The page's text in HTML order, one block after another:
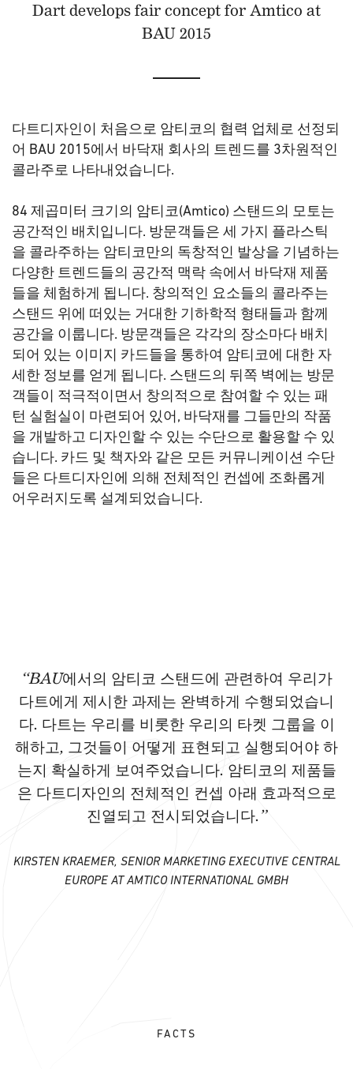
Dart develops fair concept for Amtico at
BAU 2015
다트디자인이 처음으로 암티코의 협력 업체로 선정되
어 BAU 2015에서 바닥재 회사의 트렌드를 3차원적인
콜라주로 나타내었습니다.
84 제곱미터 크기의 암티코(Amtico) 스탠드의 모토는
공간적인 배치입니다. 방문객들은 세 가지 플라스틱
을 콜라주하는 암티코만의 독창적인 발상을 기념하는
다양한 트렌드들의 공간적 맥락 속에서 바닥재 제품
들을 체험하게 됩니다. 창의적인 요소들의 콜라주는
스탠드 위에 떠있는 거대한 기하학적 형태들과 함께
공간을 이룹니다. 방문객들은 각각의 장소마다 배치
되어 있는 이미지 카드들을 통하여 암티코에 대한 자
세한 정보를 얻게 됩니다. 스탠드의 뒤쪽 벽에는 방문
객들이 적극적이면서 창의적으로 참여할 수 있는 패
턴 실험실이 마련되어 있어, 바닥재를 그들만의 작품
을 개발하고 디자인할 수 있는 수단으로 활용할 수 있
습니다. 카드 및 책자와 같은 모든 커뮤니케이션 수단
들은 다트디자인에 의해 전체적인 컨셉에 조화롭게
어우러지도록 설계되었습니다.
“BAU에서의 암티코 스탠드에 관련하여 우리가
다트에게 제시한 과제는 완벽하게 수행되었습니
다. 다트는 우리를 비롯한 우리의 타켓 그룹을 이
해하고, 그것들이 어떻게 표현되고 실행되어야 하
는지 확실하게 보여주었습니다. 암티코의 제품들
은 다트디자인의 전체적인 컨셉 아래 효과적으로
진열되고 전시되었습니다.”
KIRSTEN KRAEMER, SENIOR MARKETING EXECUTIVE CENTRAL
EUROPE AT AMTICO INTERNATIONAL GMBH
FACTS